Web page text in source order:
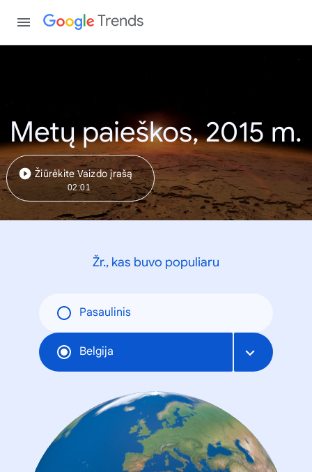
Trends
Metų paieškos, 2015 m.
Žiūrėkite Vaizdo įrašą
02:01
Žr., kas buvo populiaru
Pasaulinis
Belgija